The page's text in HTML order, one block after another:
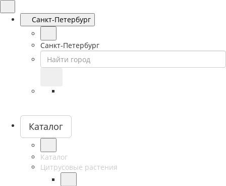
Санкт-Петербург
Санкт-Петербург
Каталог
Каталог
Цитрусовые растения